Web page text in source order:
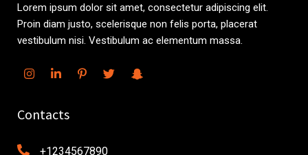
Lorem ipsum dolor sit amet, consectetur adipiscing elit.
Proin diam justo, scelerisque non felis porta, placerat
vestibulum nisi. Vestibulum ac elementum massa.
Contacts
+1234567890